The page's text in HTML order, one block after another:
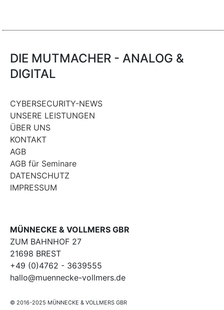
DIE MUTMACHER - ANALOG &
DIGITAL
CYBERSECURITY-NEWS
UNSERE LEISTUNGEN
ÜBER UNS
KONTAKT
AGB
AGB für Seminare
DATENSCHUTZ
IMPRESSUM
MÜNNECKE & VOLLMERS GBR
ZUM BAHNHOF 27
21698 BREST
+49 (0)4762 - 3639555
hallo@muennecke-vollmers.de
© 2016-2025 MÜNNECKE & VOLLMERS GBR